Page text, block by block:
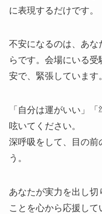
に表現するだけです。
不安になるのは、あ
らです。会場にいる
安で、緊張しています。
「自分は運がいい」
呟いてください。
深呼吸をして、目の前
う。
あなたが実力を出し
ことを心から応援して